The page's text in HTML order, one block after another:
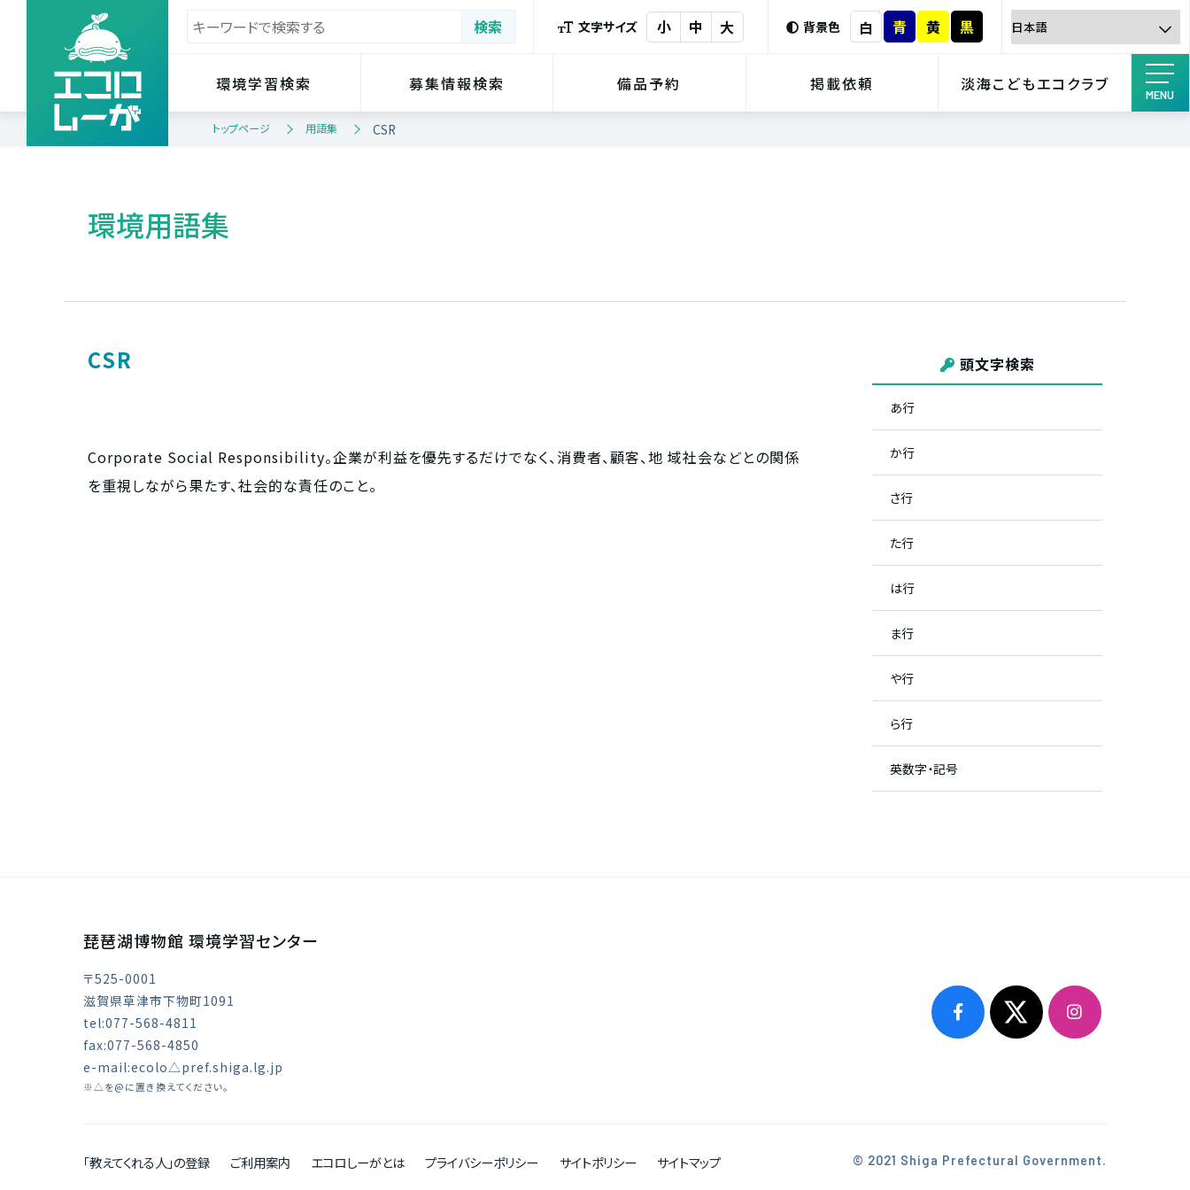
文字サイズ 小 中 大 背景色 白 青 黄 黒
環境学習検索 募集情報検索 備品予約 掲載依頼 淡海こどもエコクラブ
MENU
トップページ 用語集 CSR
環境用語集
CSR
Corporate Social Responsibility。企業が利益を優先するだけでなく、消費者、顧客、地 域社会などとの関係
を重視しながら果たす、社会的な責任のこと。
頭文字検索
あ行
か行
さ行
た行
は行
ま行
や行
ら行
英数字・記号
琵琶湖博物館 環境学習センター
〒525-0001
滋賀県草津市下物町1091
tel:077-568-4811
fax:077-568-4850
e-mail:ecolo△pref.shiga.lg.jp
※△を@に置き換えてください。
「教えてくれる人」の登録 ご利用案内 エコロしーがとは プライバシーポリシー サイトポリシー サイトマップ © 2021 Shiga Prefectural Government.